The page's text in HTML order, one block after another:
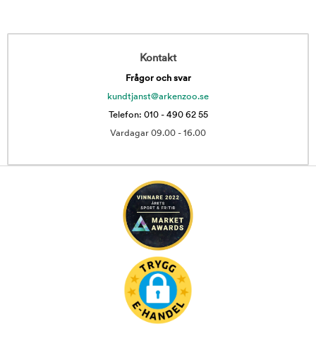
Kontakt
Frågor och svar
kundtjanst@arkenzoo.se
Telefon: 010 - 490 62 55
Vardagar 09.00 - 16.00